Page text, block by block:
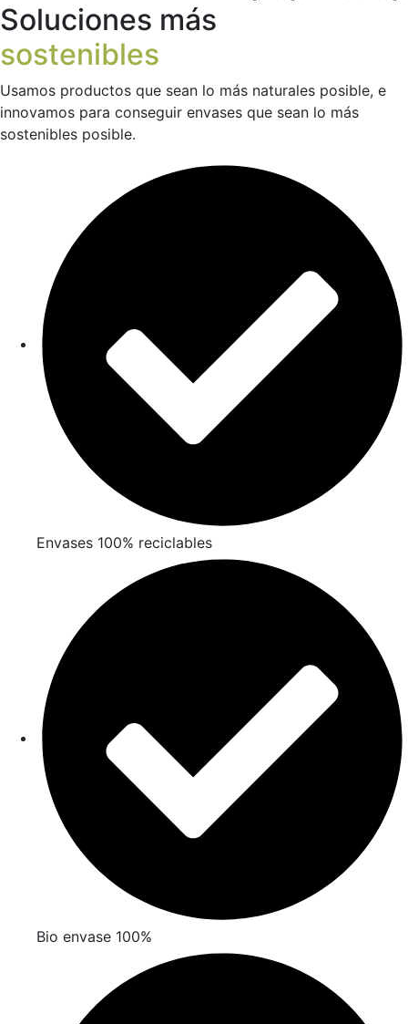
Soluciones más
sostenibles
Usamos productos que sean lo más naturales posible, e
innovamos para conseguir envases que sean lo más
sostenibles posible.
Envases 100% reciclables
Bio envase 100%